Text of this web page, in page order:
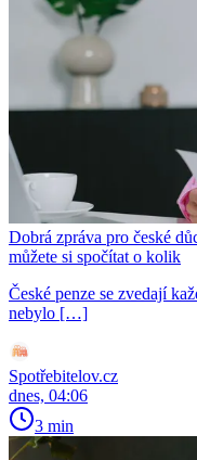
Dobrá zpráva pro české
můžete si spočítat o kolik
České penze se zvedají
nebylo […]
Spotřebitelov.cz
dnes, 04:06
3 min